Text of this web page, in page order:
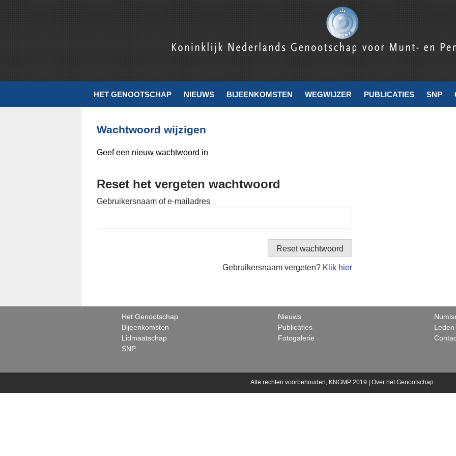
HET GENOOTSCHAP NIEUWS BIJEENKOMSTEN WEGWIJZER PUBLICATIES SNP
Wachtwoord wijzigen
Geef een nieuw wachtwoord in
Reset het vergeten wachtwoord
Gebruikersnaam of e-mailadres
Gebruikersnaam vergeten? Klik hier
Het Genootschap
Bijeenkomsten
Lidmaatschap
SNP
Nieuws
Publicaties
Fotogalerie
Leden
Alle rechten voorbehouden, KNGMP 2019 | Over het Genootschap